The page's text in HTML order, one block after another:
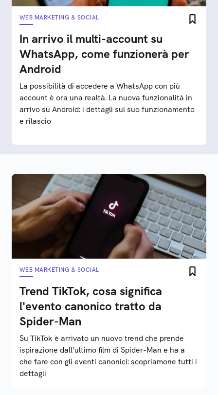
WEB MARKETING & SOCIAL
In arrivo il multi-account su
WhatsApp, come funzionerà per
Android
La possibilità di accedere a WhatsApp con più
account è ora una realtà. La nuova funzionalità in
arrivo su Android: i dettagli sul suo funzionamento
e rilascio
WEB MARKETING & SOCIAL
Trend TikTok, cosa significa
l'evento canonico tratto da
Spider-Man
Su TikTok è arrivato un nuovo trend che prende
ispirazione dall’ultimo film di Spider-Man e ha a
che fare con gli eventi canonici: scopriamone tutti i
dettagli